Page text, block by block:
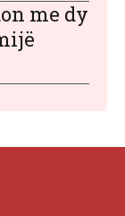
me dy